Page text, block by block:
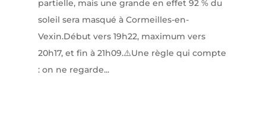
partielle, mais une grande en effet 92 % du
soleil sera masqué à Cormeilles-en-
Vexin.Début vers 19h22, maximum vers
20h17, et fin à 21h09.⚠️Une règle qui compte
: on ne regarde...